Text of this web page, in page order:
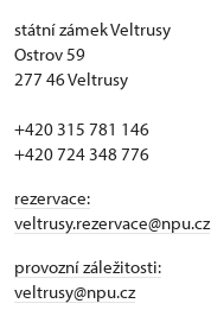
státní zámek Veltrusy
Ostrov 59
277 46 Veltrusy
+420 315 781 146
+420 724 348 776
rezervace:
veltrusy.rezervace@npu.cz
provozní záležitosti:
veltrusy@npu.cz